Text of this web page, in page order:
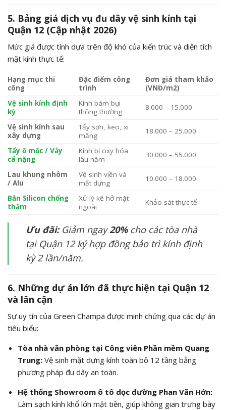
5. Bảng giá dịch vụ đu dây vệ sinh kính tại
Quận 12 (Cập nhật 2026)
Mức giá được tính dựa trên độ khó của kiến trúc và diện tích
mặt kính thực tế:
Hạng mục thi
công
Đặc điểm công
trình
Đơn giá tham khảo
(VNĐ/m2)
Vệ sinh kính định
kỳ
Kính bám bụi
thông thường
8.000 – 15.000
Vệ sinh kính sau
xây dựng
Tẩy sơn, keo, xi
măng
18.000 – 25.000
Tẩy ố mốc / Vảy
cá nặng
Kính bị oxy hóa
lâu năm
30.000 – 55.000
Lau khung nhôm
/ Alu
Vệ sinh viền và
mặt dựng
10.000 – 18.000
Bắn Silicon chống
thấm
Xử lý kẽ hở mặt
ngoài
Khảo sát thực tế
Ưu đãi:Giảm ngay20%cho các tòa nhà
tại Quận 12 ký hợp đồng bảo trì kính định
kỳ 2 lần/năm.
6. Những dự án lớn đã thực hiện tại Quận 12
và lân cận
Sự uy tín của Green Champa được minh chứng qua các dự án
tiêu biểu:
Tòa nhà văn phòng tại Công viên Phần mềm Quang
Trung:Vệ sinh mặt dựng kính toàn bộ 12 tầng bằng
phương pháp đu dây an toàn.
Hệ thống Showroom ô tô dọc đường Phan Văn Hớn:
Làm sạch kính khổ lớn mặt tiền, giúp không gian trưng bày